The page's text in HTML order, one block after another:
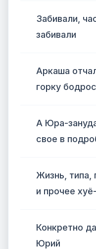
Забивали,
забивали
Аркаша
горку
А Юра-
свое в
Жизнь, типа,
и прочее
Конкретно
Юрий